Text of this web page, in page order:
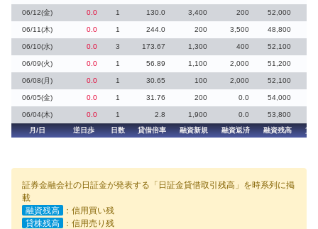
06/12(金) 0.0 1 130.0 3,400 200 52,000
06/11(木) 0.0 1 244.0 200 3,500 48,800
06/10(水) 0.0 3 173.67 1,300 400 52,100
06/09(火) 0.0 1 56.89 1,100 2,000 51,200
06/08(月) 0.0 1 30.65 100 2,000 52,100
06/05(金) 0.0 1 31.76 200 0.0 54,000
06/04(木) 0.0 1 2.8 1,900 0.0 53,800
月/日
逆日歩 日数 貸借倍率 融資新規 融資返済 融資残高 貸
証券金融会社の日証金が発表する「日証金貸借取引残高」を時系列に掲
載
融資残高
：信用買い残
貸株残高
：信用売り残